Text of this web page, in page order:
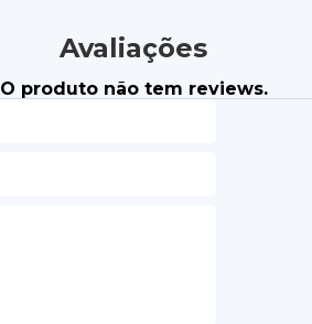
Avaliações
O produto não tem reviews.